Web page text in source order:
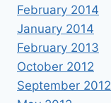
February 2014
January 2014
February 2013
October 2012
September 2012